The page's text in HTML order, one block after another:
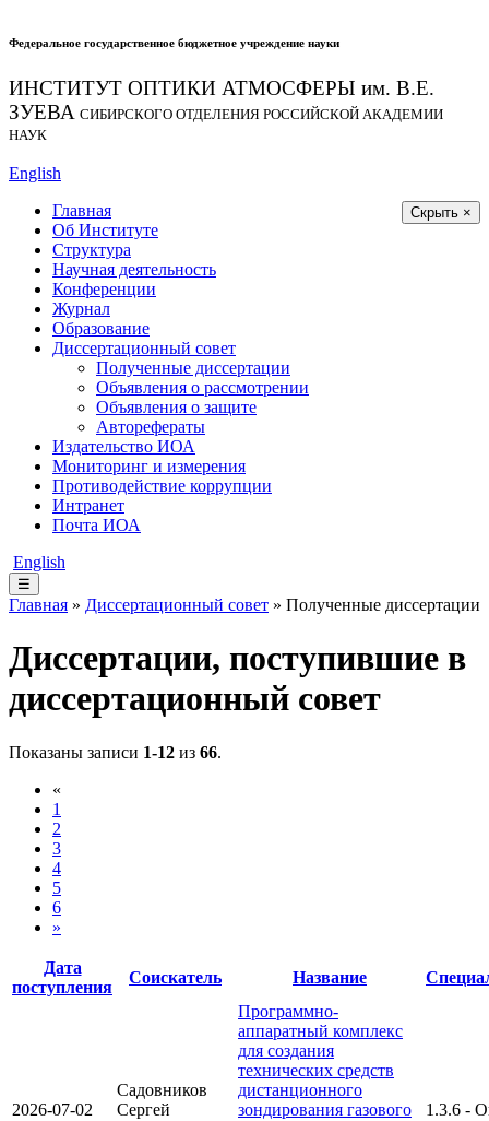
Федеральное государственное бюджетное учреждение науки
ИНСТИТУТ ОПТИКИ АТМОСФЕРЫ им. В.Е.
ЗУЕВА СИБИРСКОГО ОТДЕЛЕНИЯ РОССИЙСКОЙ АКАДЕМИИ
НАУК
English
Скрыть ×
Главная
Об Институте
Структура
Научная деятельность
Конференции
Журнал
Образование
Диссертационный совет
Полученные диссертации
Объявления о рассмотрении
Объявления о защите
Авторефераты
Издательство ИОА
Мониторинг и измерения
Противодействие коррупции
Интранет
Почта ИОА
English
☰
Главная » Диссертационный совет » Полученные диссертации
Диссертации, поступившие в
диссертационный совет
Показаны записи 1-12 из 66.
«
1
2
3
4
5
6
»
Дата
поступления
Соискатель Название
2026-07-02
Садовников
Сергей
Программно-
аппаратный комплекс
для создания
технических средств
дистанционного
зондирования газового
1.3.6 -